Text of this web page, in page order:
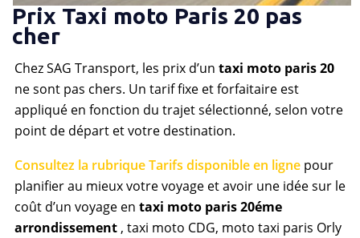
Prix Taxi moto Paris 20 pas
cher
Chez SAG Transport, les prix d’un taxi moto paris 20
ne sont pas chers. Un tarif fixe et forfaitaire est
appliqué en fonction du trajet sélectionné, selon votre
point de départ et votre destination.
Consultez la rubrique Tarifs disponible en ligne pour
planifier au mieux votre voyage et avoir une idée sur le
coût d’un voyage en taxi moto paris 20éme
arrondissement , taxi moto CDG, moto taxi paris Orly